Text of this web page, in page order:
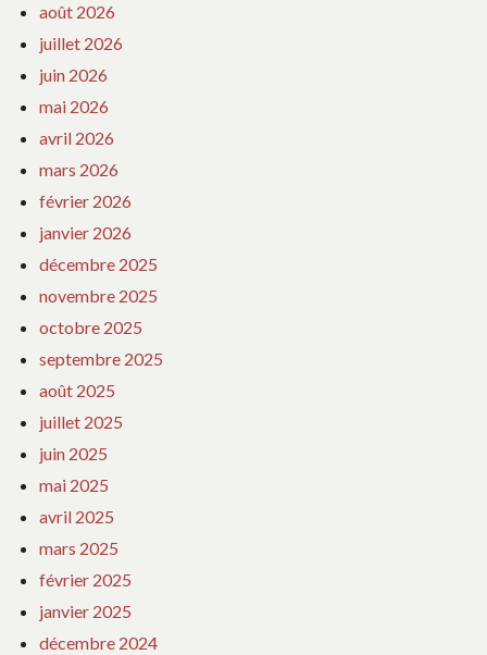
août 2026
juillet 2026
juin 2026
mai 2026
avril 2026
mars 2026
février 2026
janvier 2026
décembre 2025
novembre 2025
octobre 2025
septembre 2025
août 2025
juillet 2025
juin 2025
mai 2025
avril 2025
mars 2025
février 2025
janvier 2025
décembre 2024